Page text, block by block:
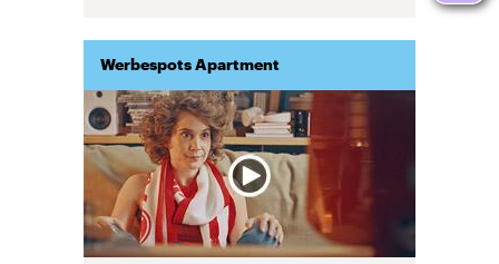
Werbespots Apartment